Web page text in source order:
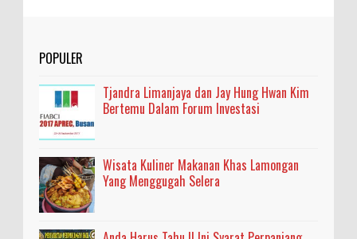
POPULER
Tjandra Limanjaya dan Jay Hung Hwan Kim
Bertemu Dalam Forum Investasi
Wisata Kuliner Makanan Khas Lamongan
Yang Menggugah Selera